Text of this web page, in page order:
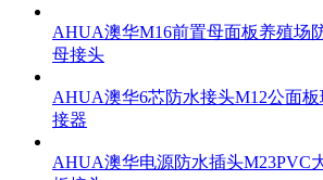
AHUA澳华M16前置母面板养殖场
母接头
AHUA澳华6芯防水接头M12公面
接器
AHUA澳华电源防水插头M23PVC